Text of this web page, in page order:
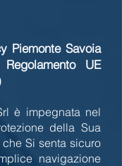
Piemonte Savoia
UE
è impegnata nel
della Sua
Si senta sicuro
navigazione